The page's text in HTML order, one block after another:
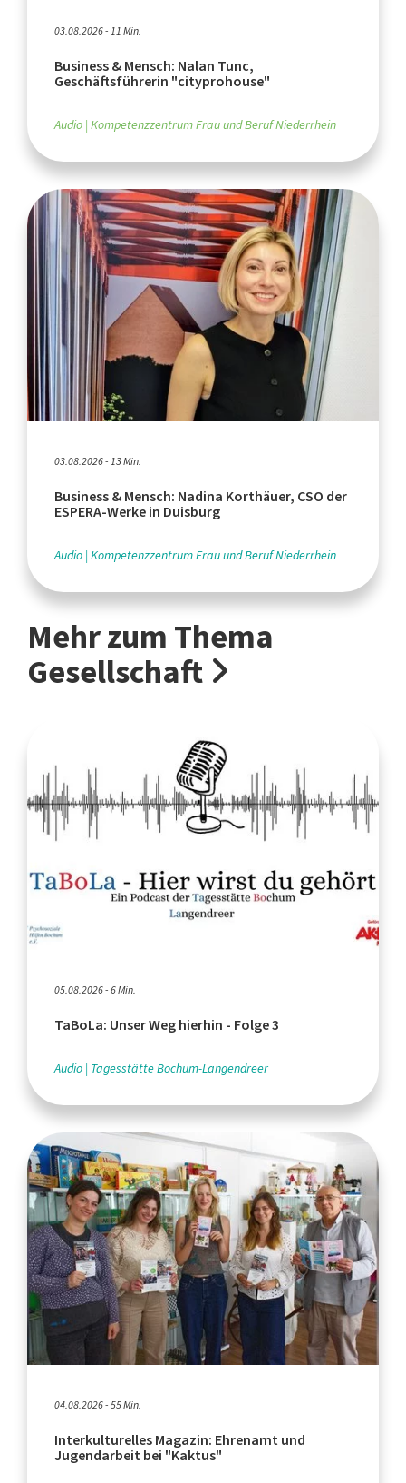
03.08.2026 - 11 Min.
Business & Mensch: Nalan Tunc,
Geschäftsführerin "cityprohouse"
Audio Kompetenzzentrum Frau und Beruf Niederrhein
03.08.2026 - 13 Min.
Business & Mensch: Nadina Korthäuer, CSO der
ESPERA-Werke in Duisburg
Audio Kompetenzzentrum Frau und Beruf Niederrhein
Mehr zum Thema
Gesellschaft
05.08.2026 - 6 Min.
TaBoLa: Unser Weg hierhin - Folge 3
Audio Tagesstätte Bochum-Langendreer
04.08.2026 - 55 Min.
Interkulturelles Magazin: Ehrenamt und
Jugendarbeit bei "Kaktus"